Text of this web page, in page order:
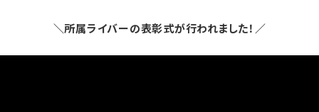
＼所属ライバーの表彰式が行われました！／